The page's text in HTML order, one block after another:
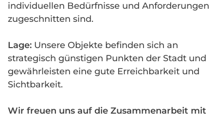
individuellen Bedürfnisse und Anforderungen
zugeschnitten sind.
Lage: Unsere Objekte befinden sich an
strategisch günstigen Punkten der Stadt und
gewährleisten eine gute Erreichbarkeit und
Sichtbarkeit.
Wir freuen uns auf die Zusammenarbeit mit